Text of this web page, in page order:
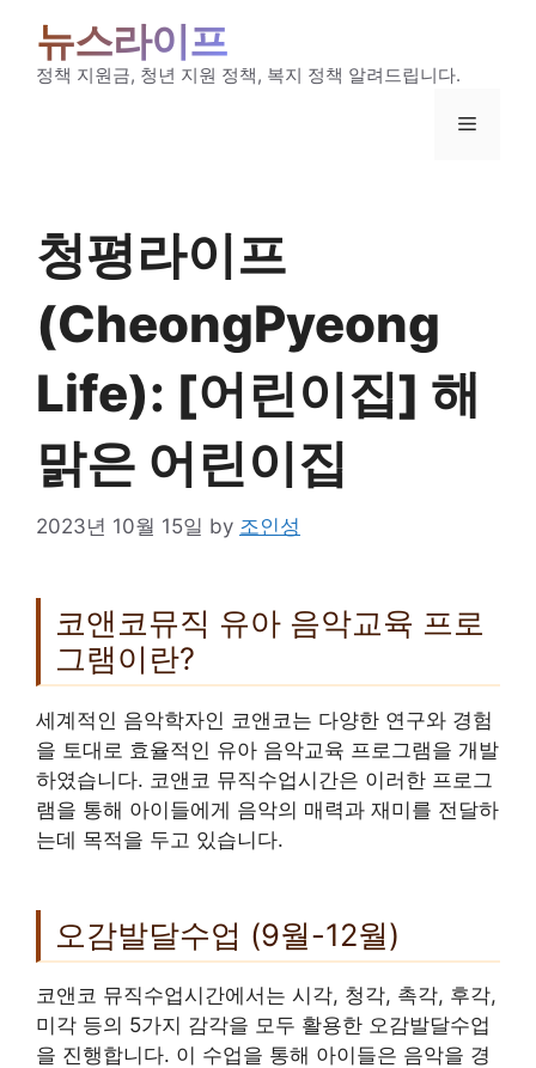
content
뉴스라이프
정책 지원금, 청년 지원 정책, 복지 정책 알려드립니다.
Menu
청평라이프
(CheongPyeong
Life): [어린이집] 해
맑은 어린이집
2023년 10월 15일 by 조인성
코앤코뮤직 유아 음악교육 프로
그램이란?
세계적인 음악학자인 코앤코는 다양한 연구와 경험
을 토대로 효율적인 유아 음악교육 프로그램을 개발
하였습니다. 코앤코 뮤직수업시간은 이러한 프로그
램을 통해 아이들에게 음악의 매력과 재미를 전달하
는데 목적을 두고 있습니다.
오감발달수업 (9월-12월)
코앤코 뮤직수업시간에서는 시각, 청각, 촉각, 후각,
미각 등의 5가지 감각을 모두 활용한 오감발달수업
을 진행합니다. 이 수업을 통해 아이들은 음악을 경